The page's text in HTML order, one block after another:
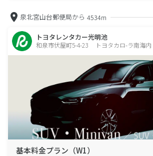
泉北宮山台郵便局から 4534m
トヨタレンタカー光明池
和泉市伏屋町5-4-23 トヨタカロ-ラ南海内
基本料金プラン（W1）